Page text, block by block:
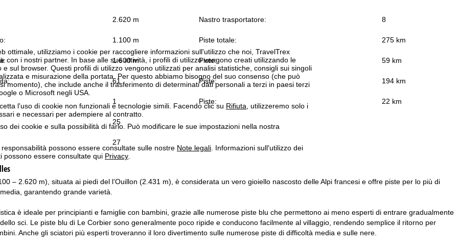
ottimale, utilizziamo i cookie per raccogliere informazioni sull'utilizzo che noi, TravelTrex
con i nostri partner. In base alle sue attività, i profili di utilizzo vengono creati utilizzando le
e sul browser. Questi profili di utilizzo vengono utilizzati per analisi statistiche, consigli sui singoli
e misurazione della portata. Per questo abbiamo bisogno del suo consenso (che può
momento), che include anche il trasferimento di determinati dati personali a terzi in paesi terzi
o Microsoft negli USA.
l'uso di cookie non funzionali e tecnologie simili. Facendo clic su Rifiuta , utilizzeremo solo i
e necessari per adempiere al contratto.
dei cookie e sulla possibilità di farlo. Può modificare le sue impostazioni nella nostra
responsabilità possono essere consultate sulle nostre Note legali. Informazioni sull'utilizzo dei
possono essere consultate qui Privacy.
2.620 m Nastro trasportatore: 8
1.100 m Piste totale: 275 km
1.600 m Piste: 59 km
61 Piste: 194 km
1 Piste: 22 km
25
27
– 2.620 m), situata ai piedi del l’Ouillon (2.431 m), è considerata un vero gioiello nascosto delle Alpi francesi e offre piste per lo più di
garantendo grande varietà.
è ideale per principianti e famiglie con bambini, grazie alle numerose piste blu che permettono ai meno esperti di entrare gradualmente
sci. Le piste blu di Le Corbier sono generalmente poco ripide e conducono facilmente al villaggio, rendendo semplice il ritorno per
Anche gli sciatori più esperti troveranno il loro divertimento sulle numerose piste di difficoltà media e sulle nere.